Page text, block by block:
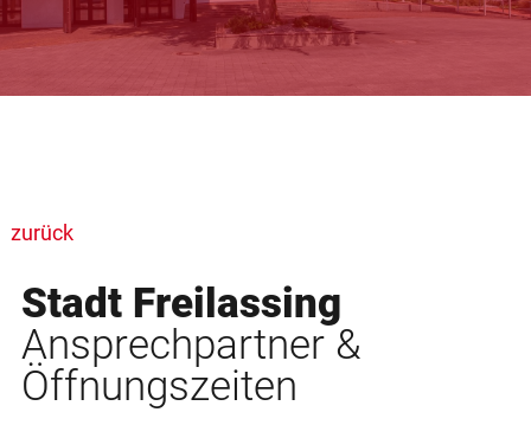
zurück
Stadt Freilassing
Ansprechpartner &
Öffnungszeiten